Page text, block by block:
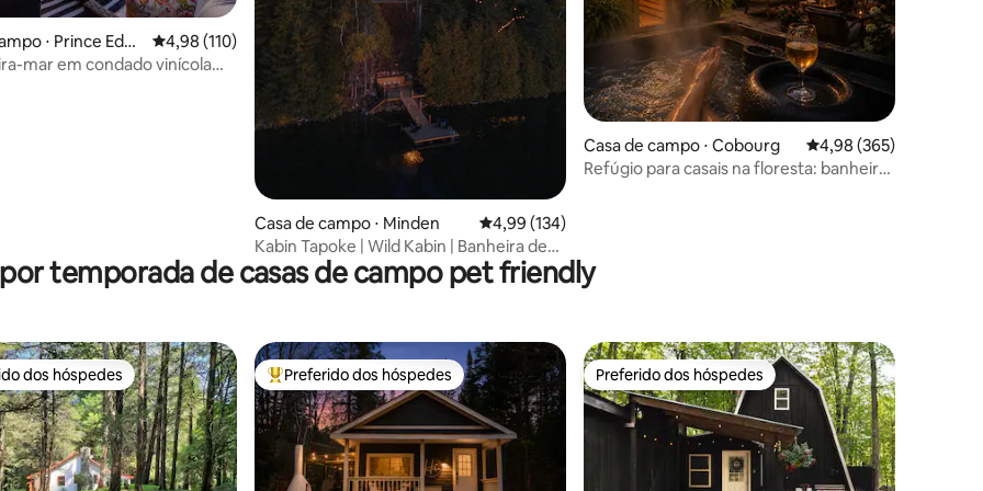
de 5, 107 avaliações
⋅ Prince Edw
4,98 de uma avaliação média de 5, 110 avaliações
4,98 (110)
mar em condado vinícola
Casa de campo ⋅ Minden 4,99 de uma avaliação média de 5, 134 avaliações
4,99 (134)
Kabin Tapoke | Wild Kabin | Banheira de
hidromassagem, sauna e pôr do sol
Casa de campo ⋅ Cobourg 4,98 de uma avaliação
4,98 (365)
Refúgio para casais na floresta: banheira
temporada de casas de campo pet friendly
preferidos dos hóspedes
dos hóspedes Entre os melhores preferidos dos hóspedes
Preferido dos hóspedes Preferido dos hóspedes
Preferido dos hóspedes